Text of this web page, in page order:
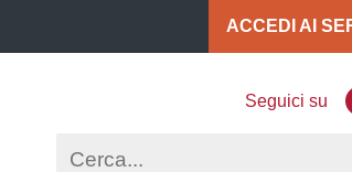
ACCEDI AI
Seguici su